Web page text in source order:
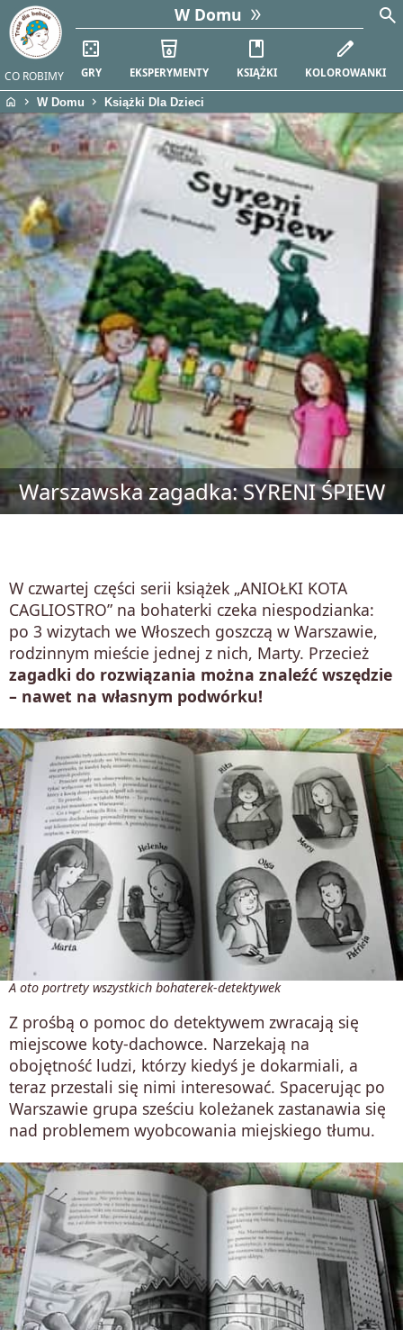
CO ROBIMY
W Domu
casino
GRY
local_drink
EKSPERYMENTY
book
KSIĄŻKI
edit
KOLOROWANKI
search
home chevron_right W Domu chevron_right Książki Dla Dzieci
Warszawska zagadka: SYRENI ŚPIEW
W czwartej części serii książek „ANIOŁKI KOTA
CAGLIOSTRO” na bohaterki czeka niespodzianka:
po 3 wizytach we Włoszech goszczą w Warszawie,
rodzinnym mieście jednej z nich, Marty. Przecież
zagadki do rozwiązania można znaleźć wszędzie
– nawet na własnym podwórku!
A oto portrety wszystkich bohaterek-detektywek
Z prośbą o pomoc do detektywem zwracają się
miejscowe koty-dachowce. Narzekają na
obojętność ludzi, którzy kiedyś je dokarmiali, a
teraz przestali się nimi interesować. Spacerując po
Warszawie grupa sześciu koleżanek zastanawia się
nad problemem wyobcowania miejskiego tłumu.